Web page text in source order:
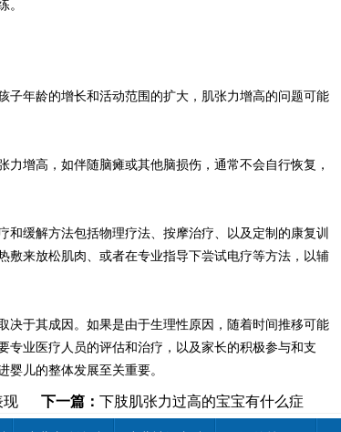
。
年龄的增长和活动范围的扩大，肌张力增高的问题可能
增高，如伴随脑瘫或其他脑损伤，通常不会自行恢复，
缓解方法包括物理疗法、按摩治疗、以及定制的康复训
敷来放松肌肉、或者在专业指导下尝试电疗等方法，以辅
于其成因。如果是由于生理性原因，随着时间推移可能
专业医疗人员的评估和治疗，以及家长的积极参与和支
婴儿的整体发展至关重要。
现 下一篇： 下肢肌张力过高的宝宝有什么症
状